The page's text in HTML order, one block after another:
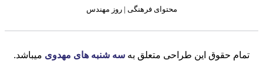
محتوای فرهنگی | روز مهندس
تمام حقوق این طراحی متعلق به سه شنبه های مهدوی میباشد.